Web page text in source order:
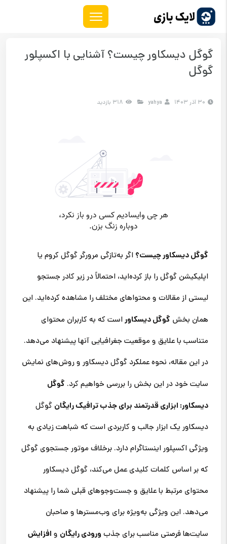
گوگل دیسکاور چیست؟ آشنایی با اکسپلور
گوگل
30 آذر 1403 yahya 318 بازدید
گوگل دیسکاور چیست؟ اگر به‌تازگی مرورگر گوگل کروم یا
اپلیکیشن گوگل را باز کرده‌اید، احتمالاً در زیر کادر جستجو
لیستی از مقالات و محتواهای مختلف را مشاهده کرده‌اید. این
همان بخش گوگل دیسکاوراست که به کاربران محتوای
متناسب با علایق و موقعیت جغرافیایی آنها پیشنهاد می‌دهد.
در این مقاله، نحوه عملکرد گوگل دیسکاور و روش‌های نمایش
سایت خود در این بخش را بررسی خواهیم کرد. گوگل
دیسکاور: ابزاری قدرتمند برای جذب ترافیک رایگان گوگل
دیسکاور یک ابزار جالب و کاربردی است که شباهت زیادی به
ویژگی اکسپلور اینستاگرام دارد. برخلاف موتور جستجوی گوگل
که بر اساس کلمات کلیدی عمل می‌کند، گوگل دیسکاور
محتوای مرتبط با علایق و جست‌وجوهای قبلی شما را پیشنهاد
می‌دهد. این ویژگی به‌ویژه برای وب‌مسترها و صاحبان
سایت‌ها فرصتی مناسب برای جذبورودی رایگان و افزایش